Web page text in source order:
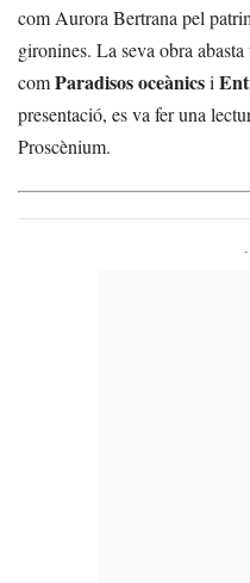
com Aurora Bertrana pel
gironines. La seva obra
comParadisos oceànicsi
presentació, es va fer una
Proscènium.
-